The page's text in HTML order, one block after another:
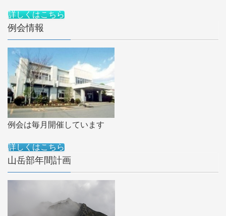
詳しくはこちら
例会情報
例会は毎月開催しています
詳しくはこちら
山岳部年間計画